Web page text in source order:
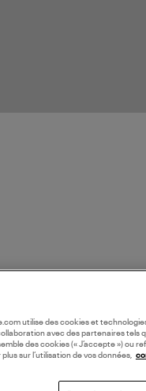
utilise des cookies et
avec des partenaires tels
des cookies (« J’accepte ») ou
plus sur l’utilisation de vos données,